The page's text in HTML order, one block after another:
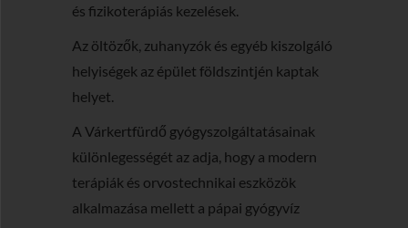
és fizikoterápiás kezelések.
Az öltözők, zuhanyzók és egyéb kiszolgáló
helyiségek az épület földszintjén kaptak
helyet.
A Várkertfürdő gyógyszolgáltatásainak
különlegességét az adja, hogy a modern
terápiák és orvostechnikai eszközök
alkalmazása mellett a pápai gyógyvíz